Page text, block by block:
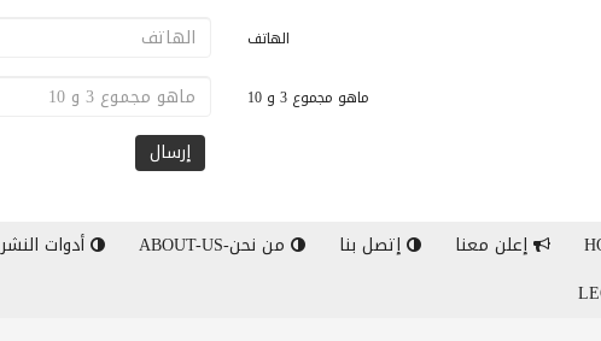
الهاتف
ماهو مجموع 3 و 10
إعلن معنا إتصل بنا من نحن-ABOUT-US أدوات النشر